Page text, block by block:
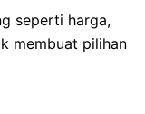
seperti harga,
membuat pilihan